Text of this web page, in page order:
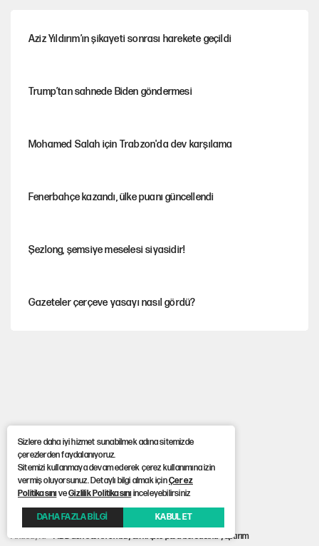
Aziz Yıldırım’ın şikayeti sonrası harekete geçildi
Trump’tan sahnede Biden göndermesi
Mohamed Salah için Trabzon'da dev karşılama
Fenerbahçe kazandı, ülke puanı güncellendi
Şezlong, şemsiye meselesi siyasidir!
Gazeteler çerçeve yasayı nasıl gördü?
ABD ekonomisi ve NATO’nun işlevi
YENİ Parti'ye bağışlarda bir haftalık bilanço
Anasayfa> ABD’den İran’ın en büyük kripto para borsasına yaptırım
Sizlere daha iyi hizmet sunabilmek adına sitemizde
çerezlerden faydalanıyoruz.
Sitemizi kullanmaya devam ederek çerez kullanımına izin
vermiş oluyorsunuz. Detaylı bilgi almak içinÇerez
PolitikasınıveGizlilik Politikasınıinceleyebilirsiniz
DAHA FAZLA BİLGİ KABUL ET